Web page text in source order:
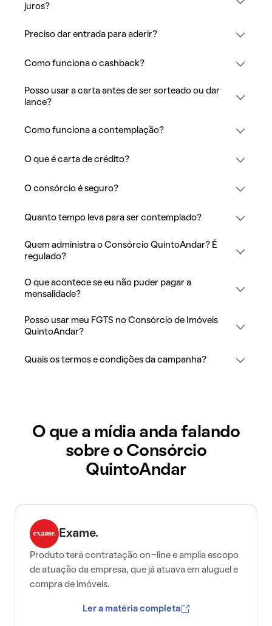
juros?
Preciso dar entrada para aderir?
Como funciona o cashback?
Posso usar a carta antes de ser sorteado ou dar
lance?
Como funciona a contemplação?
O que é carta de crédito?
O consórcio é seguro?
Quanto tempo leva para ser contemplado?
Quem administra o Consórcio QuintoAndar? É
regulado?
O que acontece se eu não puder pagar a
mensalidade?
Posso usar meu FGTS no Consórcio de Imóveis
QuintoAndar?
Quais os termos e condições da campanha?
O que a mídia anda falando
sobre o Consórcio
QuintoAndar
Exame.
Produto terá contratação on-line e amplia escopo
de atuação da empresa, que já atuava em aluguel e
compra de imóveis.
Ler a matéria completa